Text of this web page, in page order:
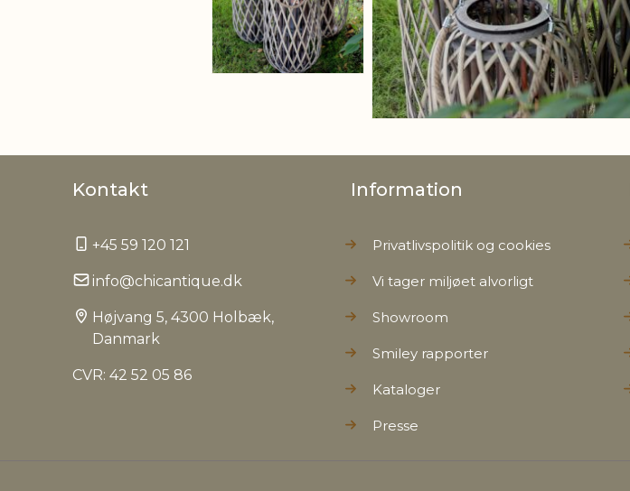
Kontakt
+45 59 120 121
info@chicantique.dk
Højvang 5, 4300 Holbæk,
Danmark
CVR: 42 52 05 86
Information
Privatlivspolitik og cookies
Vi tager miljøet alvorligt
Showroom
Smiley rapporter
Kataloger
Presse